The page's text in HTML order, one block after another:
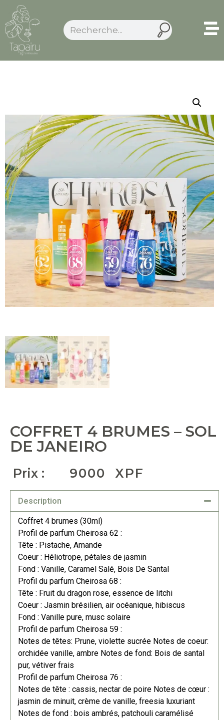
COFFRET 4 BRUMES – SOL
DE JANEIRO
Prix : 9000 XPF
Description
Coffret 4 brumes (30ml)
Profil de parfum Cheirosa 62 :
Tête : Pistache, Amande
Coeur : Héliotrope, pétales de jasmin
Fond : Vanille, Caramel Salé, Bois De Santal
Profil du parfum Cheirosa 68 :
Tête : Fruit du dragon rose, essence de litchi
Coeur : Jasmin brésilien, air océanique, hibiscus
Fond : Vanille pure, musc solaire
Profil de parfum Cheirosa 59 :
Notes de têtes: Prune, violette sucrée Notes de coeur:
orchidée vanille, ambre Notes de fond: Bois de santal
pur, vétiver frais
Profil de parfum Cheirosa 76 :
Notes de tête : cassis, nectar de poire Notes de cœur :
jasmin de minuit, crème de vanille, freesia luxuriant
Notes de fond : bois ambrés, patchouli caramélisé